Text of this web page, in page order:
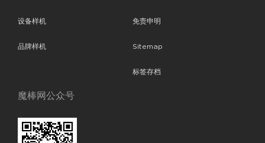
设备样机
品牌样机
免责申明
Sitemap
标签存档
魔棒网公众号